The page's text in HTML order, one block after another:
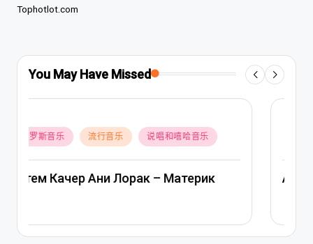
Tophotlot.com
You May Have Missed
Posted
in
俄罗斯音乐 流行音乐
Ани Лорак — Наполовину